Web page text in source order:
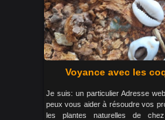
Voyance avec les
Je suis: un particulier Adresse
peux vous aider à résoudre vos
les plantes naturelles de